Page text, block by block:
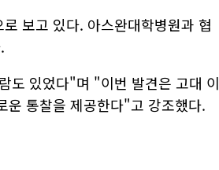
보고 있다. 아스완대학병원과 협
도 있었다"며 "이번 발견은 고대 이
운 통찰을 제공한다"고 강조했다.